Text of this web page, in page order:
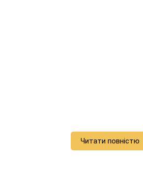
Читати повністю